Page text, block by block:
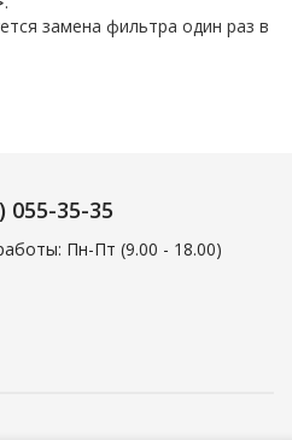
замена фильтра один раз в
055-35-35
Пн-Пт (9.00 - 18.00)